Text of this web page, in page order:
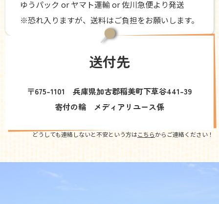
ゆうパック or ヤマト運輸 or 佐川急便より発送
※恐れ入りますが、送料はご負担をお願いします。
送付先
〒675-1101 兵庫県加古郡稲美町下草谷441-39
寄付の輪 メディアリユース係
どうしても連絡しないと不安という方はこちらからご連絡ください！